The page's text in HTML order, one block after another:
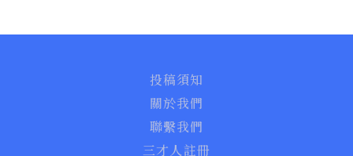
投稿須知
關於我們
聯繫我們
三才人註冊